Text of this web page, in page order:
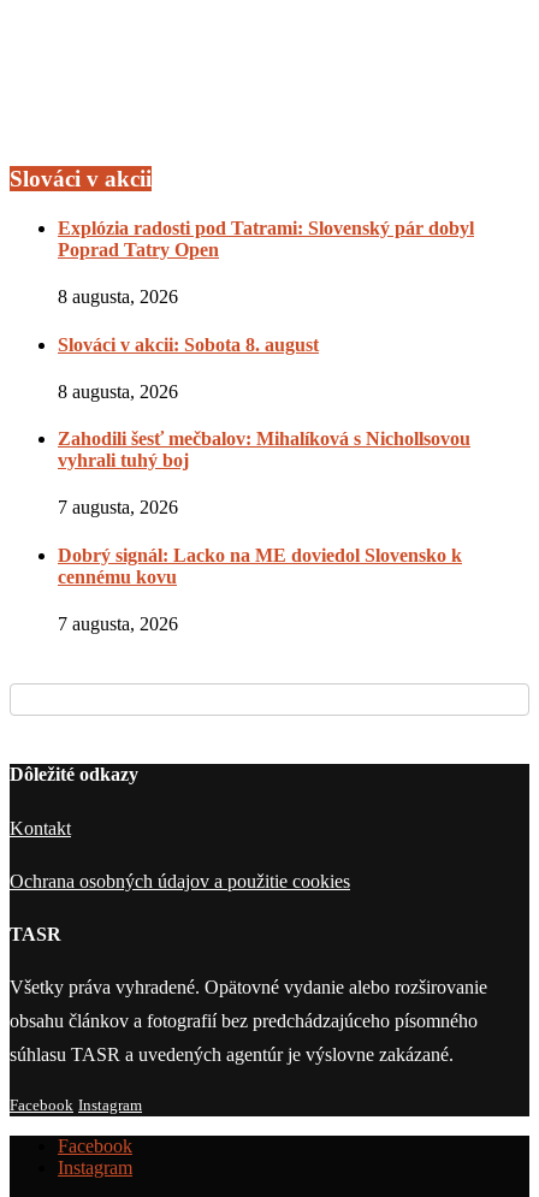
Slováci v akcii
Explózia radosti pod Tatrami: Slovenský pár dobyl
Poprad Tatry Open
8 augusta, 2026
Slováci v akcii: Sobota 8. august
8 augusta, 2026
Zahodili šesť mečbalov: Mihalíková s Nichollsovou
vyhrali tuhý boj
7 augusta, 2026
Dobrý signál: Lacko na ME doviedol Slovensko k
cennému kovu
7 augusta, 2026
Dôležité odkazy
Kontakt
Ochrana osobných údajov a použitie cookies
TASR
Všetky práva vyhradené. Opätovné vydanie alebo rozširovanie
obsahu článkov a fotografií bez predchádzajúceho písomného
súhlasu TASR a uvedených agentúr je výslovne zakázané.
Facebook Instagram
Facebook
Instagram